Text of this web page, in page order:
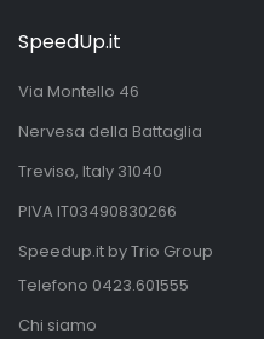
SpeedUp.it
Via Montello 46
Nervesa della Battaglia
Treviso, Italy 31040
PIVA IT03490830266
Speedup.it by Trio Group
Telefono 0423.601555
Chi siamo